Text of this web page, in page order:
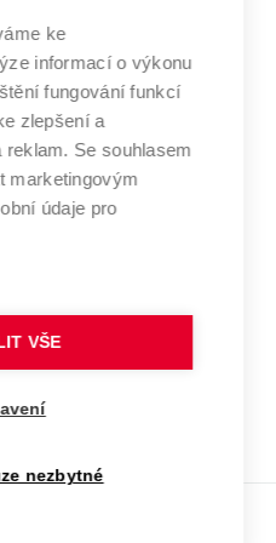
učení
technické
ke
informací o výkonu
fungování funkcí
zlepšení a
Se souhlasem
marketingovým
údaje pro
VŠE
nezbytné